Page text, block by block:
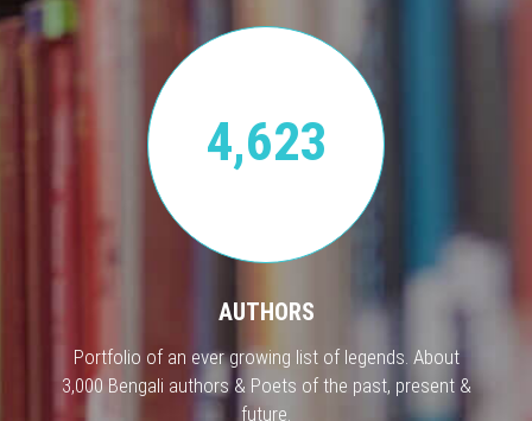
4,623
AUTHORS
Portfolio of an ever growing list of legends. About
3,000 Bengali authors & Poets of the past, present &
future.